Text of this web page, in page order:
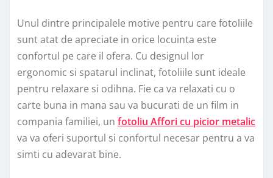
Unul dintre principalele motive pentru care fotoliile
sunt atat de apreciate in orice locuinta este
confortul pe care il ofera. Cu designul lor
ergonomic si spatarul inclinat, fotoliile sunt ideale
pentru relaxare si odihna. Fie ca va relaxati cu o
carte buna in mana sau va bucurati de un film in
compania familiei, un fotoliu Affori cu picior metalic
va va oferi suportul si confortul necesar pentru a va
simti cu adevarat bine.